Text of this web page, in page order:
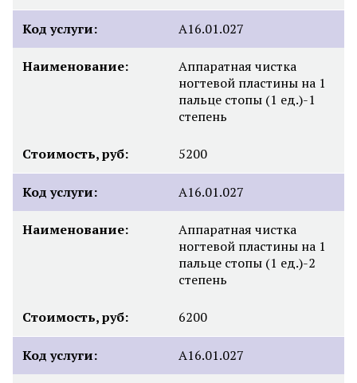
Код услуги: А16.01.027
Наименование:
Аппаратная чистка
ногтевой пластины на 1
пальце стопы (1 ед.)-1
степень
Стоимость, руб: 5200
Код услуги: А16.01.027
Наименование:
Аппаратная чистка
ногтевой пластины на 1
пальце стопы (1 ед.)-2
степень
Стоимость, руб: 6200
Код услуги: А16.01.027